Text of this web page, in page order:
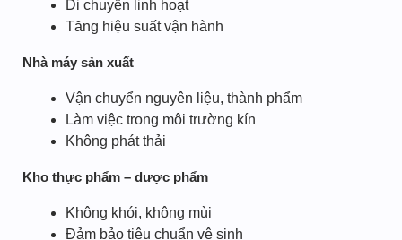
Di chuyển linh hoạt
Tăng hiệu suất vận hành
Nhà máy sản xuất
Vận chuyển nguyên liệu, thành phẩm
Làm việc trong môi trường kín
Không phát thải
Kho thực phẩm – dược phẩm
Không khói, không mùi
Đảm bảo tiêu chuẩn vệ sinh